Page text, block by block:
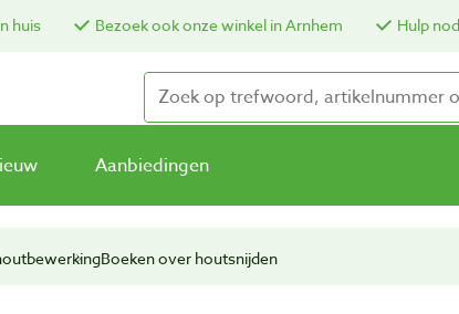
huis Bezoek ook onze winkel in Arnhem Hulp
Aanbiedingen
Boeken over houtsnijden